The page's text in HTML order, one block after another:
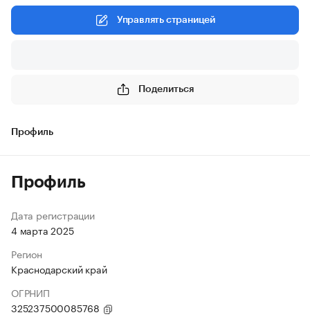
Управлять страницей
Поделиться
Профиль
Профиль
Дата регистрации
4 марта 2025
Регион
Краснодарский край
ОГРНИП
325237500085768